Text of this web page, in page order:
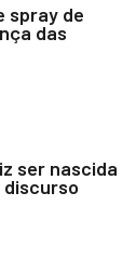
spray de
das
ser nascida